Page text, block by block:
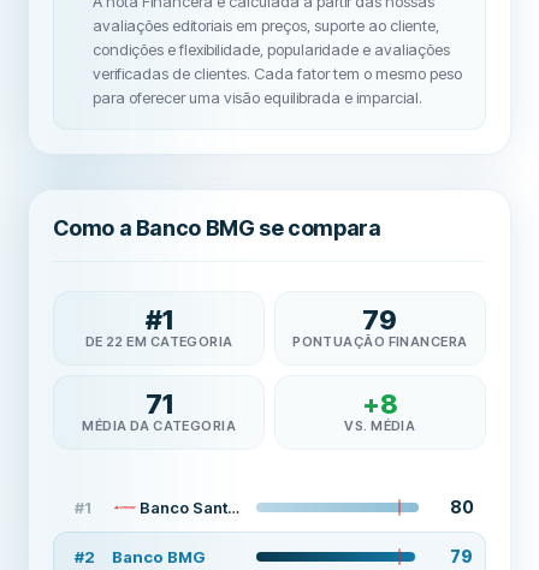
avaliações editoriais em preços, suporte ao cliente,
condições e flexibilidade, popularidade e avaliações
verificadas de clientes. Cada fator tem o mesmo peso
para oferecer uma visão equilibrada e imparcial.
Como a Banco BMG se compara
#1
DE 22 EM CATEGORIA
79
PONTUAÇÃO FINANCERA
71
MÉDIA DA CATEGORIA
+8
VS. MÉDIA
#1 Banco Santander 80
#2 Banco BMG 79